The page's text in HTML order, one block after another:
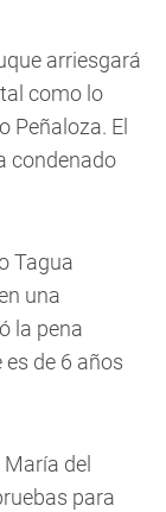
arriesgará
como lo
Peñaloza. El
condenado
Tagua
una
la pena
de 6 años
del
para